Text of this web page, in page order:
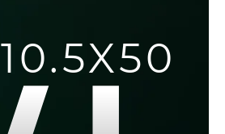
10.5X50